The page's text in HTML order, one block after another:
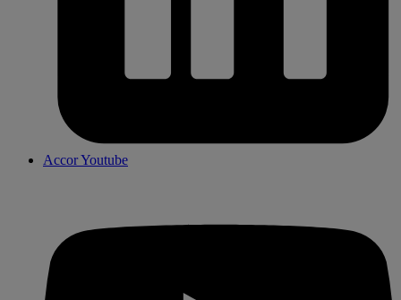
Accor Youtube